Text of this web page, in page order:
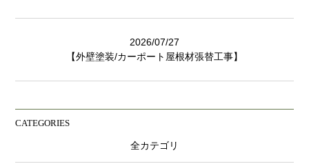
2026/07/27
【外壁塗装/カーポート屋根材張替工事】
CATEGORIES
全カテゴリ